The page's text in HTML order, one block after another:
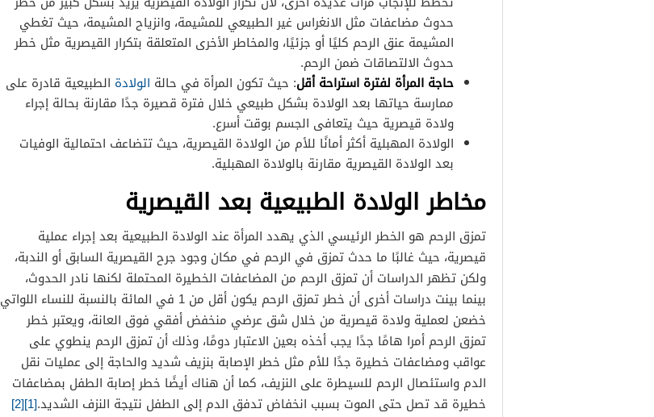
حدوث مضاعفات مثل الانغراس غير الطبيعي للمشيمة، وانزياح المشيمة، حيث تغطي
المشيمة عنق الرحم كليًا أو جزئيًا، والمخاطر الأخرى المتعلقة بتكرار القيصرية مثل خطر
حدوث الالتصاقات ضمن الرحم.
حاجة المرأة لفترة استراحة أقل: حيث تكون المرأة في حالة الولادة الطبيعية قادرة على
ممارسة حياتها بعد الولادة بشكل طبيعي خلال فترة قصيرة جدًا مقارنة بحالة إجراء
ولادة قيصرية حيث يتعافى الجسم بوقت أسرع.
الولادة المهبلية أكثر أمانًا للأم من الولادة القيصرية، حيث تتضاعف احتمالية الوفيات
بعد الولادة القيصرية مقارنة بالولادة المهبلية.
مخاطر الولادة الطبيعية بعد القيصرية
تمزق الرحم هو الخطر الرئيسي الذي يهدد المرأة عند الولادة الطبيعية بعد إجراء عملية
قيصرية، حيث غالبًا ما حدث تمزق في الرحم في مكان وجود جرح القيصرية السابق أو الندبة،
ولكن تظهر الدراسات أن تمزق الرحم من المضاعفات الخطيرة المحتملة لكنها نادر الحدوث،
بينما بينت دراسات أخرى أن خطر تمزق الرحم يكون أقل من 1 في المائة بالنسبة للنساء اللواتي
خضعن لعملية ولادة قيصرية من خلال شق عرضي منخفض أفقي فوق العانة، ويعتبر خطر
تمزق الرحم أمرا هامًا جدًا يجب أخذه بعين الاعتبار دومًا، وذلك أن تمزق الرحم ينطوي على
عواقب ومضاعفات خطيرة جدًا للأم مثل خطر الإصابة بنزيف شديد والحاجة إلى عمليات نقل
الدم واستئصال الرحم للسيطرة على النزيف، كما أن هناك أيضًا خطر إصابة الطفل بمضاعفات
خطيرة قد تصل حتى الموت بسبب انخفاض تدفق الدم إلى الطفل نتيجة النزف الشديد.[1]
[2]